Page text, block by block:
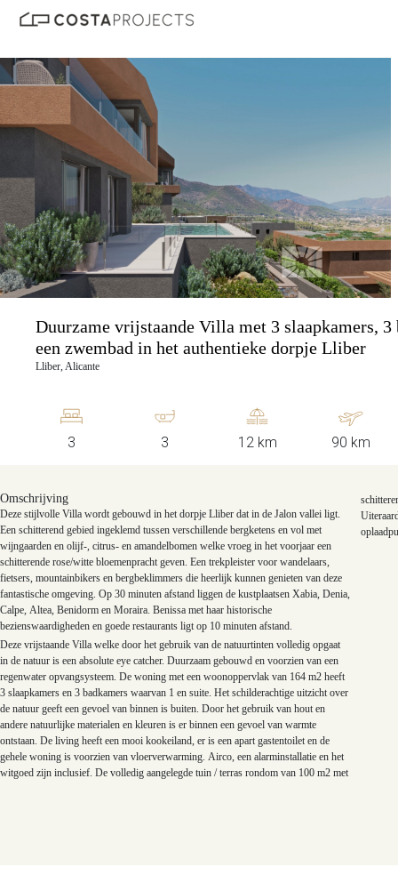
Duurzame vrijstaande Villa met 3 slaapkamers, 3
een zwembad in het authentieke dorpje Lliber
Lliber, Alicante
3 3 12 km 90 km
Omschrijving
Deze stijlvolle Villa wordt gebouwd in het dorpje Lliber dat in de Jalon vallei ligt.
Een schitterend gebied ingeklemd tussen verschillende bergketens en vol met
wijngaarden en olijf-, citrus- en amandelbomen welke vroeg in het voorjaar een
schitterende rose/witte bloemenpracht geven. Een trekpleister voor wandelaars,
fietsers, mountainbikers en bergbeklimmers die heerlijk kunnen genieten van deze
fantastische omgeving. Op 30 minuten afstand liggen de kustplaatsen Xabia, Denia,
Calpe, Altea, Benidorm en Moraira. Benissa met haar historische
bezienswaardigheden en goede restaurants ligt op 10 minuten afstand.
Deze vrijstaande Villa welke door het gebruik van de natuurtinten volledig opgaat
in de natuur is een absolute eye catcher. Duurzaam gebouwd en voorzien van een
regenwater opvangsysteem. De woning met een woonoppervlak van 164 m2 heeft
3 slaapkamers en 3 badkamers waarvan 1 en suite. Het schilderachtige uitzicht over
de natuur geeft een gevoel van binnen is buiten. Door het gebruik van hout en
andere natuurlijke materialen en kleuren is er binnen een gevoel van warmte
ontstaan. De living heeft een mooi kookeiland, er is een apart gastentoilet en de
gehele woning is voorzien van vloerverwarming. Airco, een alarminstallatie en het
witgoed zijn inclusief. De volledig aangelegde tuin / terras rondom van 100 m2 met